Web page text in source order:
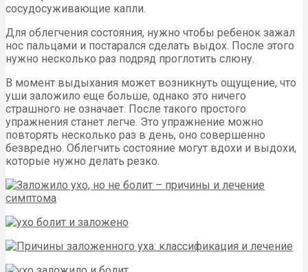
сосудосуживающие капли.
Для облегчения состояния, нужно чтобы ребенок зажал
нос пальцами и постарался сделать выдох. После этого
нужно несколько раз подряд проглотить слюну.
В момент выдыхания может возникнуть ощущение, что
уши заложило еще больше, однако это ничего
страшного не означает. После такого простого
упражнения станет легче. Это упражнение можно
повторять несколько раз в день, оно совершенно
безвредно. Облегчить состояние могут вдохи и выдохи,
которые нужно делать резко.